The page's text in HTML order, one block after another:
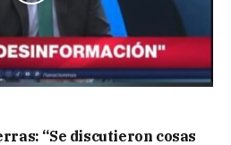
“Se discutieron cosas